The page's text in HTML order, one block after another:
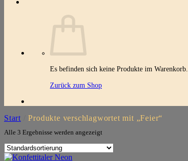
Es befinden sich keine Produkte im Warenkorb.
Zurück zum Shop
Start Produkte verschlagwortet mit „Feier“
Alle 3 Ergebnisse werden angezeigt